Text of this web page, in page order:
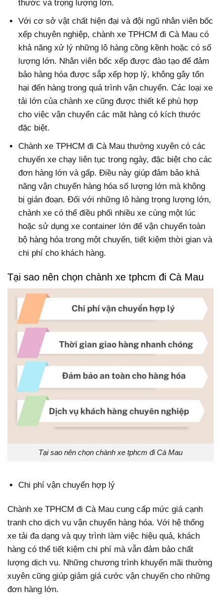
thước và trọng lượng lớn.
Với cơ sở vật chất hiện đại và đội ngũ nhân viên bốc
xếp chuyên nghiệp, chành xe TPHCM đi Cà Mau có
khả năng xử lý những lô hàng cồng kềnh hoặc có số
lượng lớn. Nhân viên bốc xếp được đào tạo để đảm
bảo hàng hóa được sắp xếp hợp lý, không gây tổn
hại đến hàng trong quá trình vận chuyển. Các loại xe
tải lớn của chành xe cũng được thiết kế phù hợp
cho việc vận chuyển các mặt hàng có kích thước
đặc biệt.
Chành xe TPHCM đi Cà Mau thường xuyên có các
chuyến xe chạy liên tục trong ngày, đặc biệt cho các
đơn hàng lớn và gấp. Điều này giúp đảm bảo khả
năng vận chuyển hàng hóa số lượng lớn mà không
bị gián đoạn. Đối với những lô hàng trọng lượng lớn,
chành xe có thể điều phối nhiều xe cùng một lúc
hoặc sử dụng xe container lớn để vận chuyển toàn
bộ hàng hóa trong một chuyến, tiết kiệm thời gian và
chi phí cho khách hàng.
Tại sao nên chọn chành xe tphcm đi Cà Mau
Tại sao nên chọn chành xe tphcm đi Cà Mau
Chi phí vận chuyển hợp lý
Chành xe TPHCM đi Cà Mau cung cấp mức giá cạnh
tranh cho dịch vụ vận chuyển hàng hóa. Với hệ thống
xe tải đa dạng và quy trình làm việc hiệu quả, khách
hàng có thể tiết kiệm chi phí mà vẫn đảm bảo chất
lượng dịch vụ. Những chương trình khuyến mãi thường
xuyên cũng giúp giảm giá cước vận chuyển cho những
đơn hàng lớn.